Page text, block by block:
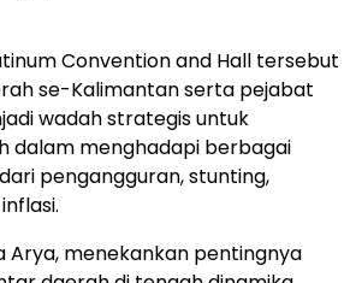
Convention and Hall tersebut
se-Kalimantan serta pejabat
wadah strategis untuk
dalam menghadapi berbagai
pengangguran, stunting,
Arya, menekankan pentingnya